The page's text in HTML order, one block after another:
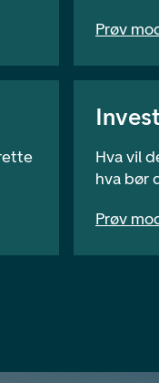
Prøv
Hva vil
hva bør
Prøv